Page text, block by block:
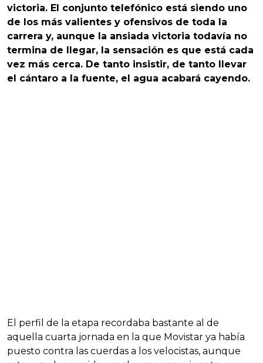
victoria. El conjunto telefónico está siendo uno
de los más valientes y ofensivos de toda la
carrera y, aunque la ansiada victoria todavía no
termina de llegar, la sensación es que está cada
vez más cerca. De tanto insistir, de tanto llevar
el cántaro a la fuente, el agua acabará cayendo.
El perfil de la etapa recordaba bastante al de
aquella cuarta jornada en la que Movistar ya había
puesto contra las cuerdas a los velocistas, aunque